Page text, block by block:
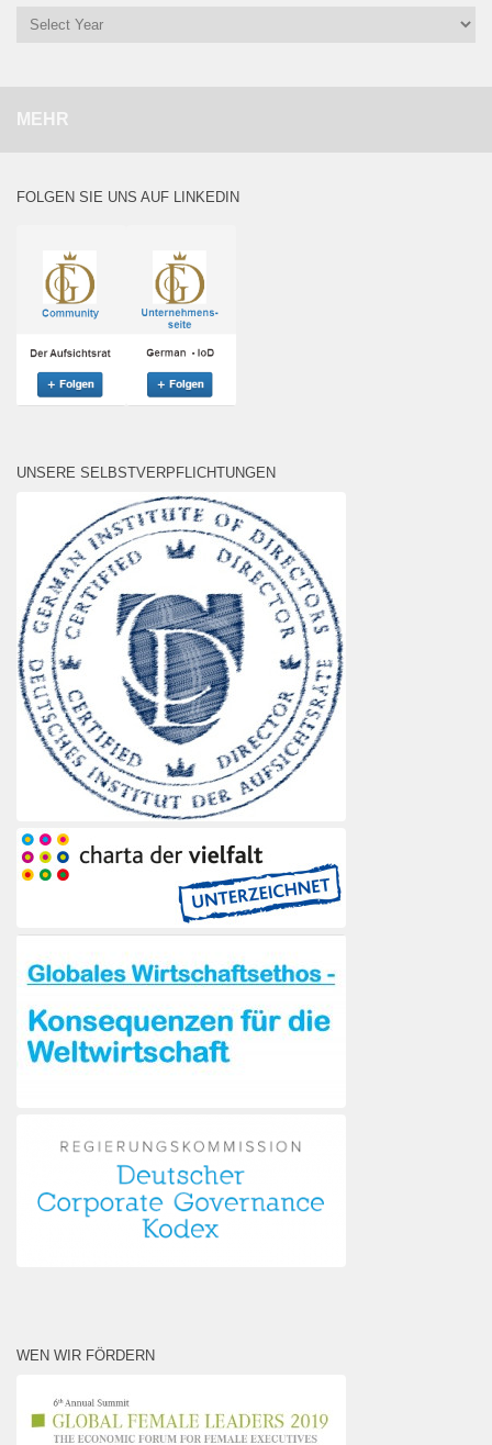
MEHR
FOLGEN SIE UNS AUF LINKEDIN
UNSERE SELBSTVERPFLICHTUNGEN
WEN WIR FÖRDERN